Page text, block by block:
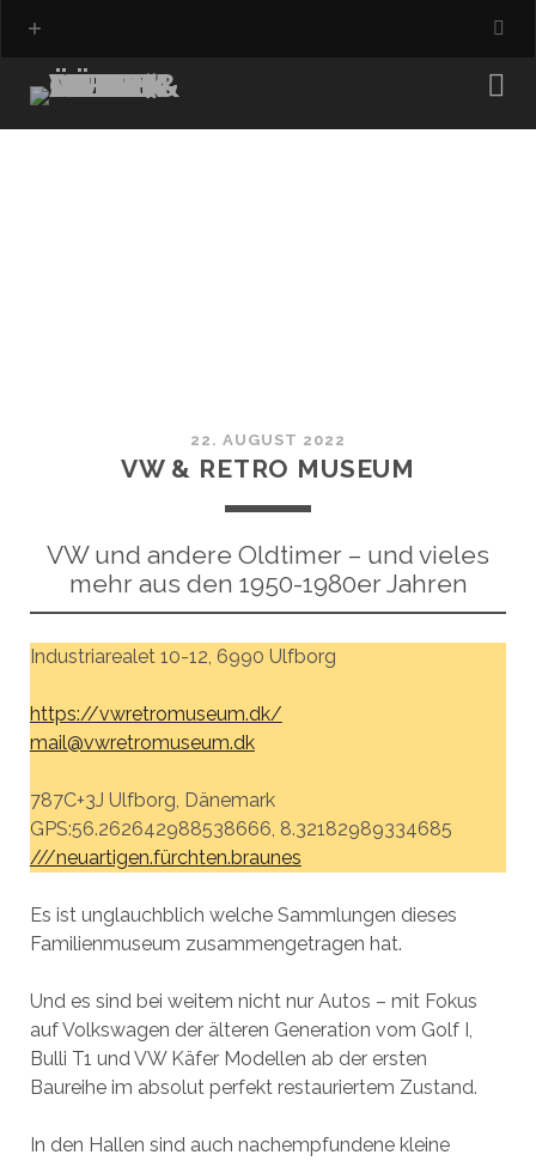
22. AUGUST 2022
VW & RETRO MUSEUM
VW und andere Oldtimer – und vieles
mehr aus den 1950-1980er Jahren
Industriarealet 10-12, 6990 Ulfborg
https://vwretromuseum.dk/
mail@vwretromuseum.dk
787C+3J Ulfborg, Dänemark
GPS:56.262642988538666, 8.32182989334685
///neuartigen.fürchten.braunes
Es ist unglauchblich welche Sammlungen dieses
Familienmuseum zusammengetragen hat.
Und es sind bei weitem nicht nur Autos – mit Fokus
auf Volkswagen der älteren Generation vom Golf I,
Bulli T1 und VW Käfer Modellen ab der ersten
Baureihe im absolut perfekt restauriertem Zustand.
In den Hallen sind auch nachempfundene kleine